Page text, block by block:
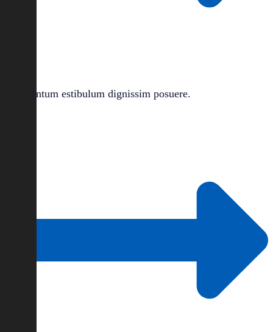
Entum estibulum dignissim posuere.